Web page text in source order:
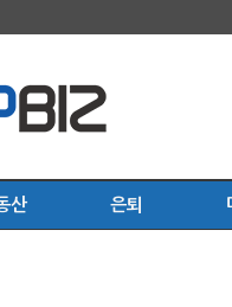
산 은퇴